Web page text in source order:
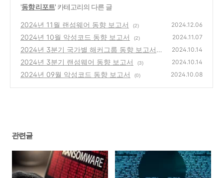
'동향 리포트' 카테고리의 다른 글
2024년 11월 랜섬웨어 동향 보고서 (2) 2024.12.06
2024년 10월 악성코드 동향 보고서 (2) 2024.11.07
2024년 3분기 국가별 해커그룹 동향 보고서
(4)
2024.10.14
2024년 3분기 랜섬웨어 동향 보고서 (3) 2024.10.14
2024년 09월 악성코드 동향 보고서 (0) 2024.10.08
관련글